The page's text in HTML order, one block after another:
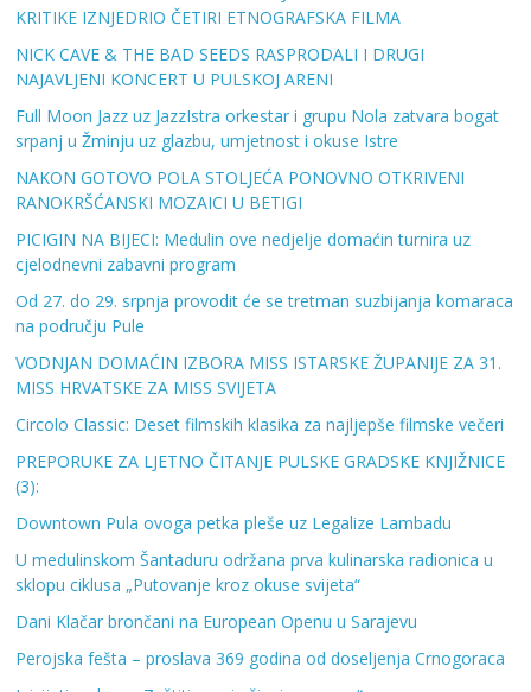
KRITIKE IZNJEDRIO ČETIRI ETNOGRAFSKA FILMA
NICK CAVE & THE BAD SEEDS RASPRODALI I DRUGI
NAJAVLJENI KONCERT U PULSKOJ ARENI
Full Moon Jazz uz JazzIstra orkestar i grupu Nola zatvara bogat
srpanj u Žminju uz glazbu, umjetnost i okuse Istre
NAKON GOTOVO POLA STOLJEĆA PONOVNO OTKRIVENI
RANOKRŠĆANSKI MOZAICI U BETIGI
PICIGIN NA BIJECI: Medulin ove nedjelje domaćin turnira uz
cjelodnevni zabavni program
Od 27. do 29. srpnja provodit će se tretman suzbijanja komaraca
na području Pule
VODNJAN DOMAĆIN IZBORA MISS ISTARSKE ŽUPANIJE ZA 31.
MISS HRVATSKE ZA MISS SVIJETA
Circolo Classic: Deset filmskih klasika za najljepše filmske večeri
PREPORUKE ZA LJETNO ČITANJE PULSKE GRADSKE KNJIŽNICE
(3):
Downtown Pula ovoga petka pleše uz Legalize Lambadu
U medulinskom Šantaduru održana prva kulinarska radionica u
sklopu ciklusa „Putovanje kroz okuse svijeta“
Dani Klačar brončani na European Openu u Sarajevu
Perojska fešta – proslava 369 godina od doseljenja Crnogoraca